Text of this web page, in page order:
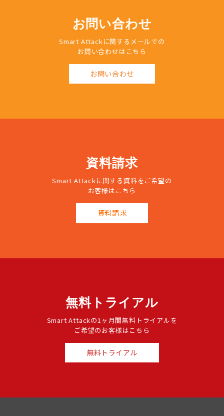
お問い合わせ
Smart Attackに関するメールでの
お問い合わせはこちら
お問い合わせ
資料請求
Smart Attackに関する資料をご希望の
お客様はこちら
資料請求
無料トライアル
Smart Attackの1ヶ月間無料トライアルを
ご希望のお客様はこちら
無料トライアル